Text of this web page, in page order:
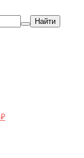
Найти
₽